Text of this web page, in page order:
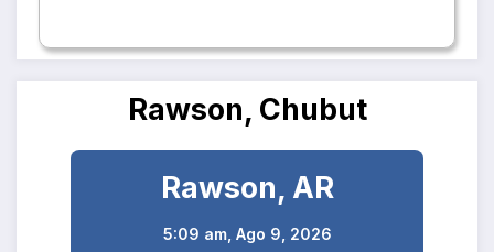
Rawson, Chubut
Rawson, AR
5:09 am, Ago 9, 2026